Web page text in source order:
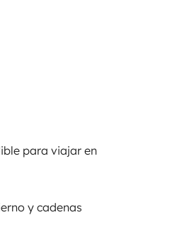
para viajar en
y cadenas